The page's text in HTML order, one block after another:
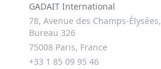
GADAIT International
78, Avenue des Champs-Élysées,
Bureau 326
75008 Paris, France
+33 1 85 09 95 46